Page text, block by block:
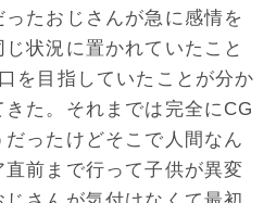
たおじさんが急に感情を
状況に置かれていたこと
を目指していたことが分か
た。それまでは完全にCG
ったけどそこで人間なん
前まで行って子供が異変